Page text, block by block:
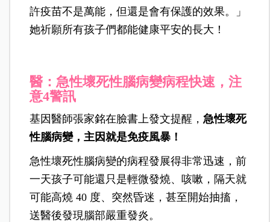
許疫苗不是萬能，但還是會有保護的效果。」
她祈願所有孩子們都能健康平安的長大！
醫：急性壞死性腦病變病程快速，注
意4警訊
基因醫師張家銘在臉書上發文提醒，急性壞死
性腦病變，主因就是免疫風暴！
急性壞死性腦病變的病程發展得非常迅速，前
一天孩子可能還只是輕微發燒、咳嗽，隔天就
可能高燒 40 度、突然昏迷，甚至開始抽搐，
送醫後發現腦部嚴重發炎。